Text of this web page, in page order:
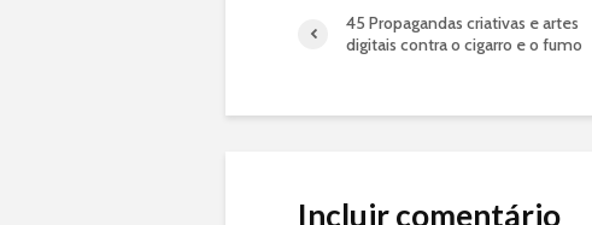
45 Propagandas criativas e artes
digitais contra o cigarro e o fumo
Incluir comentário